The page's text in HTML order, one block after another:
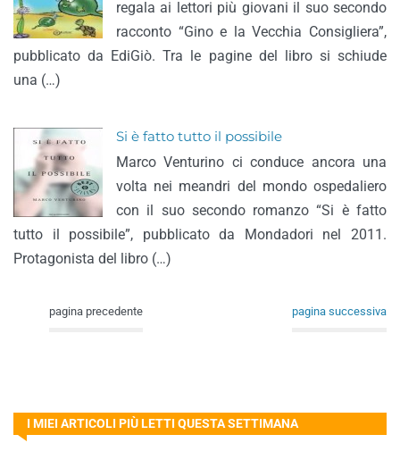
regala ai lettori più giovani il suo secondo
racconto “Gino e la Vecchia Consigliera”,
pubblicato da EdiGiò. Tra le pagine del libro si schiude
una (…)
Si è fatto tutto il possibile
Marco Venturino ci conduce ancora una
volta nei meandri del mondo ospedaliero
con il suo secondo romanzo “Si è fatto
tutto il possibile”, pubblicato da Mondadori nel 2011.
Protagonista del libro (…)
pagina precedente pagina successiva
I MIEI ARTICOLI PIÙ LETTI QUESTA SETTIMANA